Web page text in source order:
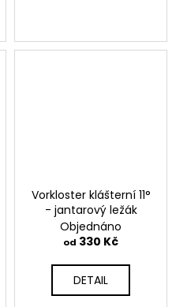
Vorkloster klášterní 11°
- jantarový ležák
Objednáno
od 330 Kč
DETAIL